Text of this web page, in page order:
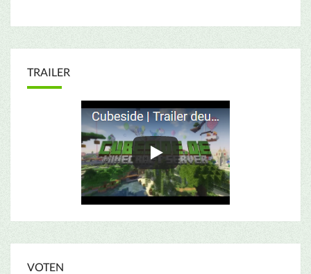
TRAILER
VOTEN